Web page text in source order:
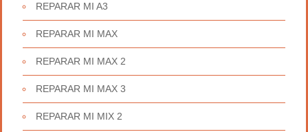
REPARAR MI A3
REPARAR MI MAX
REPARAR MI MAX 2
REPARAR MI MAX 3
REPARAR MI MIX 2